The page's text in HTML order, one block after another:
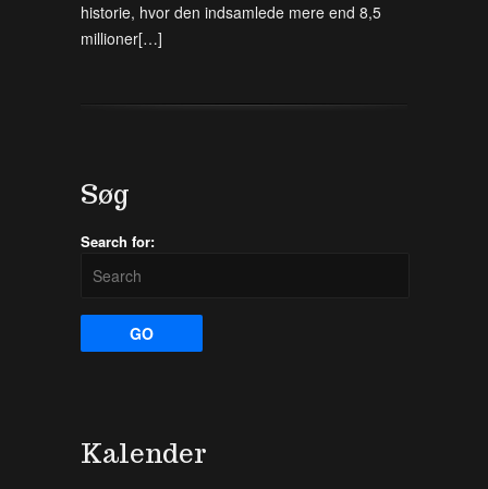
historie, hvor den indsamlede mere end 8,5
millioner[…]
Søg
Search for:
Kalender